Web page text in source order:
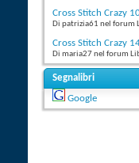
Cross Stitch Crazy
Di patrizia61 nel forum
Cross Stitch Crazy
Di maria27 nel forum
Segnalibri
Google